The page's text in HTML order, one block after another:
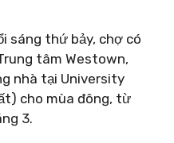
sáng thứ bảy, chợ có
tâm Westown,
nhà tại University
cho mùa đông, từ
3.